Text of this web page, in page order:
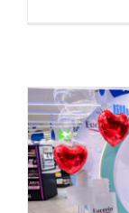
Lilly